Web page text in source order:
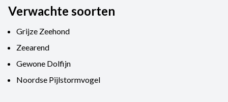
Verwachte soorten
Grijze Zeehond
Zeearend
Gewone Dolfijn
Noordse Pijlstormvogel